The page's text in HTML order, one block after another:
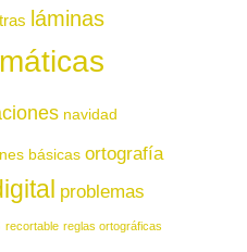
láminas
navidad
básicas ortografía
problemas
recortable reglas ortográficas